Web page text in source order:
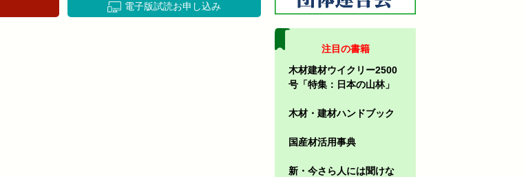
電子版試読お申し込み
注目の書籍
木材建材ウイクリー2500
号「特集：日本の山林」
木材・建材ハンドブック
国産材活用事典
新・今さら人には聞けな